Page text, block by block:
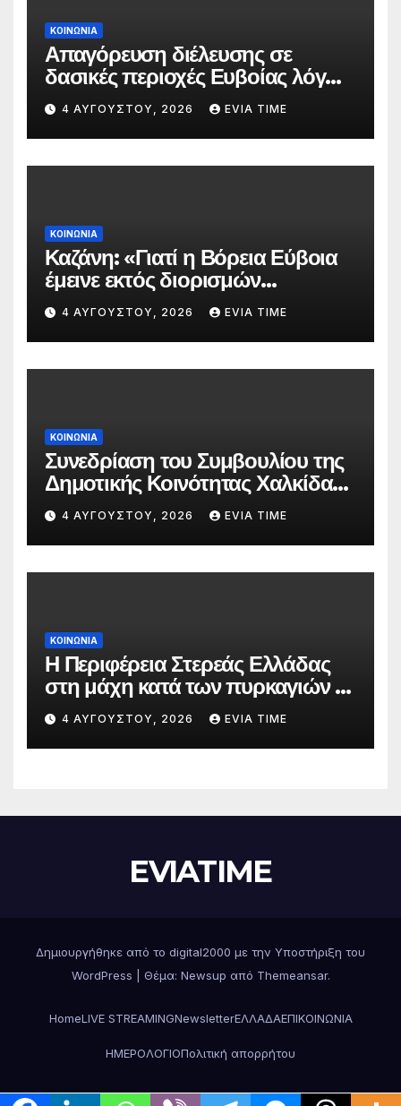
ΚΟΙΝΩΝΙΑ
Απαγόρευση διέλευσης σε
δασικές περιοχές Ευβοίας λόγω
πολύ υψηλού κινδύνου
πυρκαγιάς
4 ΑΥΓΟΎΣΤΟΥ, 2026 EVIA TIME
ΚΟΙΝΩΝΙΑ
Καζάνη: «Γιατί η Βόρεια Εύβοια
έμεινε εκτός διορισμών
δασκάλων;»
4 ΑΥΓΟΎΣΤΟΥ, 2026 EVIA TIME
ΚΟΙΝΩΝΙΑ
Συνεδρίαση του Συμβουλίου της
Δημοτικής Κοινότητας Χαλκίδας
την 5 Αυγούστου
4 ΑΥΓΟΎΣΤΟΥ, 2026 EVIA TIME
ΚΟΙΝΩΝΙΑ
Η Περιφέρεια Στερεάς Ελλάδας
στη μάχη κατά των πυρκαγιών –
Δράσεις και στήριξη σε πέντε
περιφερειακές ενότητες
4 ΑΥΓΟΎΣΤΟΥ, 2026 EVIA TIME
EVIATIME
Δημιουργήθηκε από το digital2000 με την Υποστήριξη του
WordPress
Θέμα: Newsup από Themeansar.
HomeLIVE STREAMINGNewsletterΕΛΛΑΔΑΕΠΙΚΟΙΝΩΝΙΑ
ΗΜΕΡΟΛΟΓΙΟΠολιτική απορρήτου